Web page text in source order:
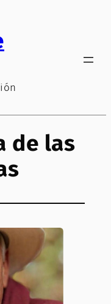
de las